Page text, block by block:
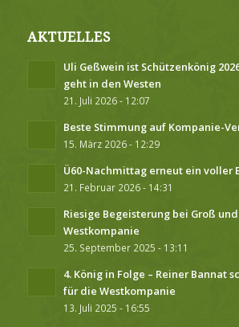
AKTUELLES
Uli Geßwein ist Schützenkönig
geht in den Westen
21. Juli 2026 - 12:07
Beste Stimmung auf Kompanie-
15. März 2026 - 12:29
Ü60-Nachmittag erneut ein voller
21. Februar 2026 - 14:31
Riesige Begeisterung bei Groß
Westkompanie
25. September 2025 - 13:11
4. König in Folge – Reiner Bannat
für die Westkompanie
13. Juli 2025 - 16:55